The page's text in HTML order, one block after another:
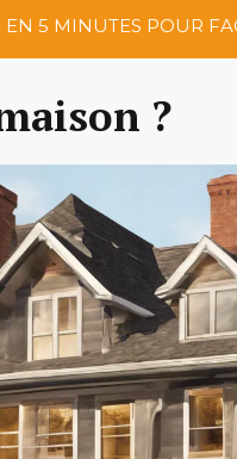
5 MINUTES POUR
?